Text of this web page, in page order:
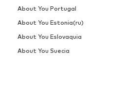
About You Portugal
About You Estonia(ru)
About You Eslovaquia
About You Suecia